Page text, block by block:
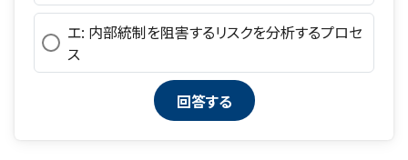
エ: 内部統制を阻害するリスクを分析するプロセ
ス